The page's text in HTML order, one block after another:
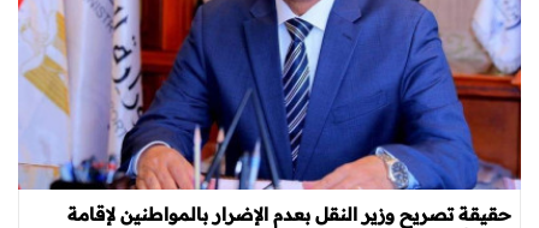
حقيقة تصريح وزير النقل بعدم الإضرار بالمواطنين لإقامة